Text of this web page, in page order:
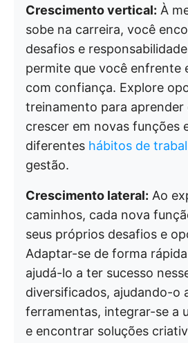
Crescimento vertical: À
sobe na carreira, você
desafios e
permite que você enfrente
com confiança. Explore
treinamento para
crescer em novas funções
diferentes hábitos de
gestão.
Crescimento lateral: Ao
caminhos, cada nova
seus próprios desafios e
Adaptar-se de forma
ajudá-lo a ter sucesso
diversificados, ajudando-o
ferramentas, integrar-se a
e encontrar soluções